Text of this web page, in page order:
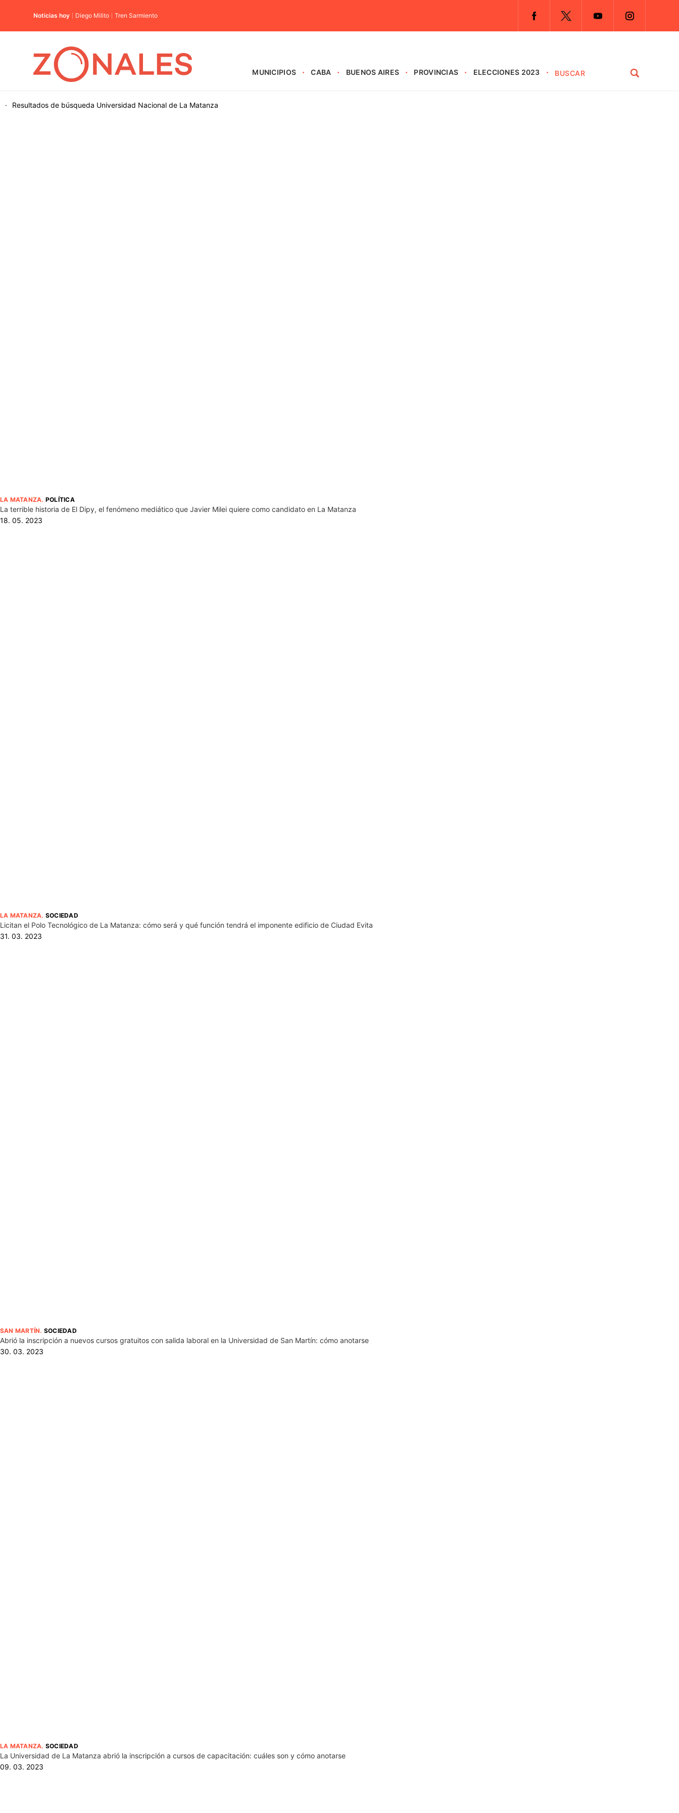
Noticias hoy Diego Milito Tren Sarmiento
MUNICIPIOS CABA BUENOS AIRES PROVINCIAS ELECCIONES 2023
Resultados de búsqueda
· Universidad Nacional de La Matanza
LA MATANZA. POLÍTICA
La terrible historia de El Dipy, el fenómeno mediático que Javier Milei quiere como candidato en La Matanza
18. 05. 2023
LA MATANZA. SOCIEDAD
Licitan el Polo Tecnológico de La Matanza: cómo será y qué función tendrá el imponente edificio de Ciudad Evita
31. 03. 2023
SAN MARTÍN. SOCIEDAD
Abrió la inscripción a nuevos cursos gratuitos con salida laboral en la Universidad de San Martín: cómo anotarse
30. 03. 2023
LA MATANZA. SOCIEDAD
La Universidad de La Matanza abrió la inscripción a cursos de capacitación: cuáles son y cómo anotarse
09. 03. 2023